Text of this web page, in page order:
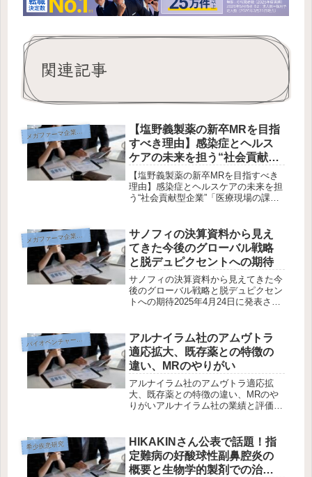
関連記事
メ
ガファーマ企業研究
【塩野義製薬の新卒MRを目指
すべき理由】感染症とヘルス
ケアの未来を担う“社会貢献型
企業”
【塩野義製薬の新卒MRを目指すべき
理由】感染症とヘルスケアの未来を担
う“社会貢献型企業”「医療現場の課題
したい」そんな思いを抱く就活生にと
って、塩野義製薬（シオノギ）は非常
に...
メ
ガファーマ企業研究
サノフィの決算資料から見え
てきた今後のグローバル戦略
と脱デュピクセントへの期待
サノフィの決算資料から見えてきた今
後のグローバル戦略と脱デュピクセン
トへの期待2025年4月24日に発表され
りになりました。デュピクセントの好
調な売上に支えられつつも、サノフ...
バイオベンチャー企業研究
アルナイラム社のアムヴトラ
適応拡大、既存薬との特徴の
違い、MRのやりがい
アルナイラム社のアムヴトラ適応拡
大、既存薬との特徴の違い、MRのや
りがいアルナイラム社の業績と評価ア
て、希少疾患治療薬の分野で注目を集
めています。同社が開発したRNAi
医...
希少疾患研究
HIKAKINさん公表で話題！指
定難病の好酸球性副鼻腔炎の
概要と生物学的製剤での治